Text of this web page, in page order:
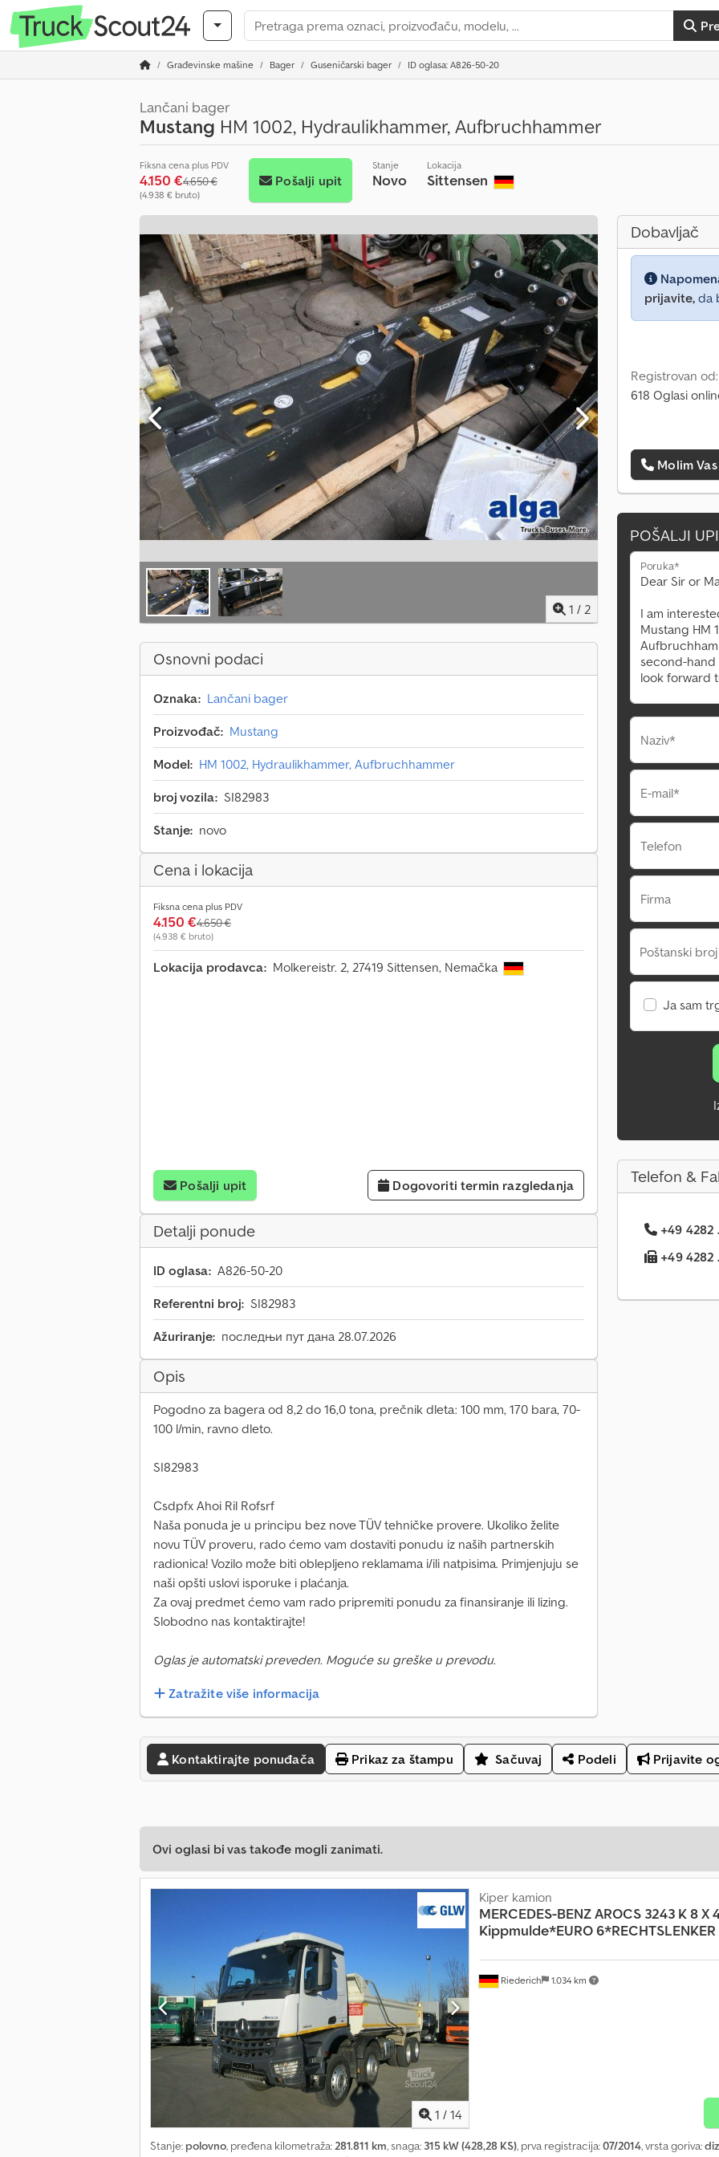
Građevinske mašine Bager Guseničarski bager ID oglasa: A826-50-20
Lančani bager
Mustang HM 1002, Hydraulikhammer, Aufbruchhammer
Fiksna cena plus PDV
4.150 €4.650 €
(4.938 € bruto)
Pošalji upit
Stanje
Novo
Lokacija
Sittensen
1 / 2
Osnovni podaci
Oznaka: Lančani bager
Proizvođač: Mustang
Model: HM 1002, Hydraulikhammer, Aufbruchhammer
broj vozila: SI82983
Stanje: novo
Cena i lokacija
Fiksna cena plus PDV
4.150 €4.650 €
(4.938 € bruto)
Lokacija prodavca: Molkereistr. 2, 27419 Sittensen, Nemačka
Pošalji upit Dogovoriti termin razgledanja
Detalji ponude
ID oglasa: A826-50-20
Referentni broj: SI82983
Ažuriranje: последњи пут дана 28.07.2026
Opis
Pogodno za bagera od 8,2 do 16,0 tona, prečnik dleta: 100 mm, 170 bara, 70-
100 l/min, ravno dleto.
SI82983
Csdpfx Ahoi Ril Rofsrf
Naša ponuda je u principu bez nove TÜV tehničke provere. Ukoliko želite
novu TÜV proveru, rado ćemo vam dostaviti ponudu iz naših partnerskih
radionica! Vozilo može biti oblepljeno reklamama i/ili natpisima. Primjenjuju se
naši opšti uslovi isporuke i plaćanja.
Za ovaj predmet ćemo vam rado pripremiti ponudu za finansiranje ili lizing.
Slobodno nas kontaktirajte!
Oglas je automatski preveden. Moguće su greške u prevodu.
Zatražite više informacija
Dobavljač
prijavite, da
Registrovan
618 Oglasi
Molim
POŠALJI
Poruka*
Naziv*
E-mail*
Telefon
Firma
Poštanski
Ja sam
Telefon &
+49 4282
+49 4282
Kontaktirajte ponuđača Prikaz za štampu Sačuvaj Podeli Prijavite
Ovi oglasi bi vas takođe mogli zanimati.
1 / 14
Riederich 1.034 km
Kiper kamion
MERCEDES-BENZAROCS 3243 K 8 X
Kippmulde*EURO 6*RECHTSLENKER
Stanje: polovno, pređena kilometraža:281.811 km, snaga: 315 kW (428,28 KS), prva registracija:07/2014, vrsta goriva: